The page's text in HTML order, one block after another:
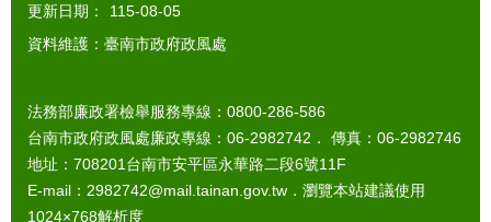
更新日期：
115-08-05
資料維護：臺南市政府政風處
法務部廉政署檢舉服務專線：0800-286-586
台南市政府政風處廉政專線：06-2982742． 傳真：06-2982746
地址：708201台南市安平區永華路二段6號11F
E-mail：2982742@mail.tainan.gov.tw．瀏覽本站建議使用
1024×768解析度